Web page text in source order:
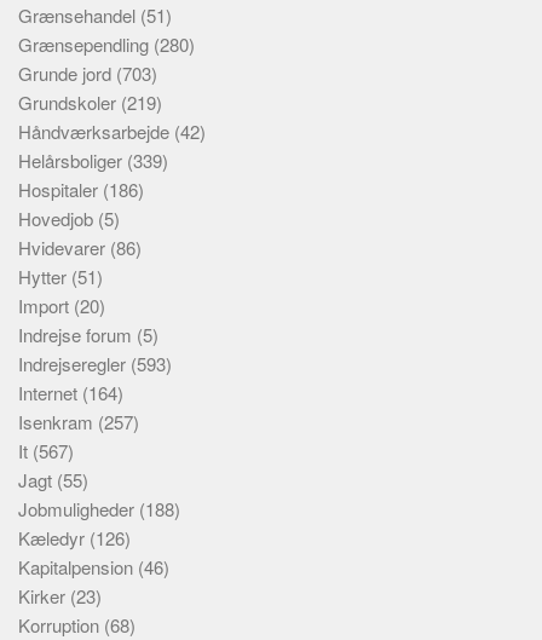
Grænsehandel (51)
Grænsependling (280)
Grunde jord (703)
Grundskoler (219)
Håndværksarbejde (42)
Helårsboliger (339)
Hospitaler (186)
Hovedjob (5)
Hvidevarer (86)
Hytter (51)
Import (20)
Indrejse forum (5)
Indrejseregler (593)
Internet (164)
Isenkram (257)
It (567)
Jagt (55)
Jobmuligheder (188)
Kæledyr (126)
Kapitalpension (46)
Kirker (23)
Korruption (68)